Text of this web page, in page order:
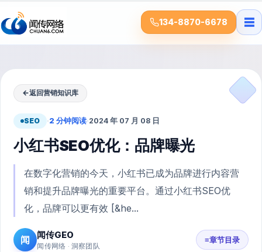
134-8870-6678 ☰
←返回营销知识库
SEO ·2 分钟阅读·2024 年 07 月 08 日
小红书SEO优化：品牌曝光
在数字化营销的今天，小红书已成为品牌进行内容营
销和提升品牌曝光的重要平台。通过小红书SEO优
化，品牌可以更有效 [&he...
闻 闻传GEO
闻传网络 · 洞察团队
≡章节目录